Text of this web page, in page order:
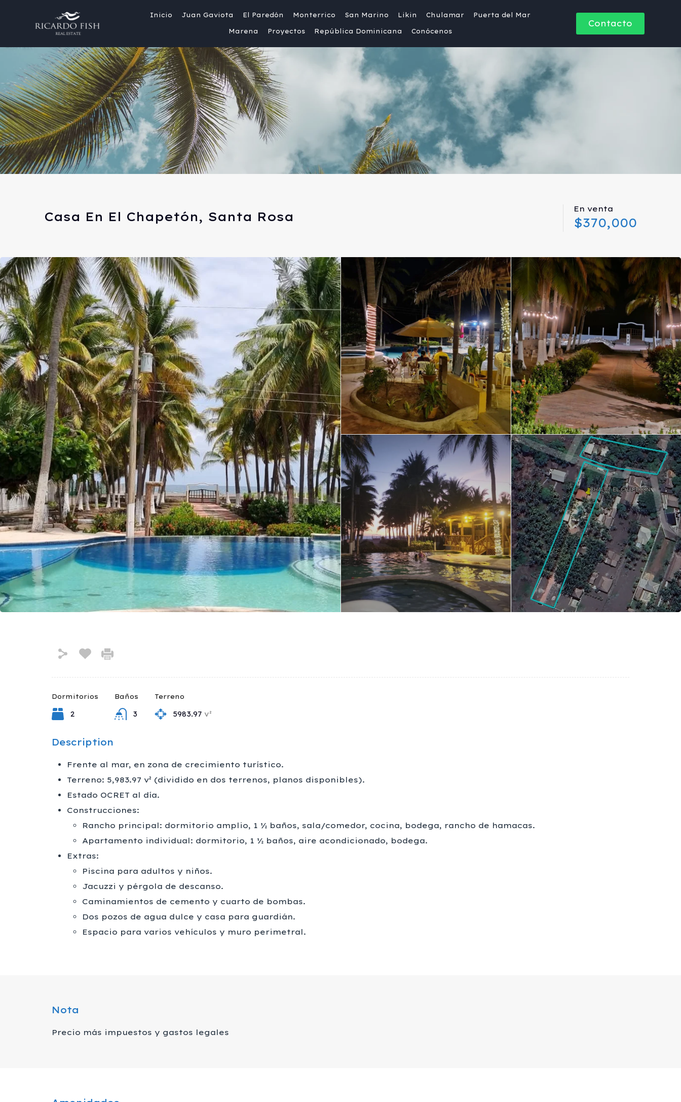
Inicio Juan Gaviota El Paredón Monterrico San Marino Likin Chulamar Puerta del Mar
Marena Proyectos República Dominicana Conócenos
Contacto
Casa En El Chapetón, Santa Rosa
En venta
$370,000
Dormitorios
2
Baños
3
Terreno
5983.97 v²
Description
Frente al mar, en zona de crecimiento turístico.
Terreno: 5,983.97 v² (dividido en dos terrenos, planos disponibles).
Estado OCRET al día.
Construcciones:
Rancho principal: dormitorio amplio, 1 ½ baños, sala/comedor, cocina, bodega, rancho de hamacas.
Apartamento individual: dormitorio, 1 ½ baños, aire acondicionado, bodega.
Extras:
Piscina para adultos y niños.
Jacuzzi y pérgola de descanso.
Caminamientos de cemento y cuarto de bombas.
Dos pozos de agua dulce y casa para guardián.
Espacio para varios vehículos y muro perimetral.
Nota
Precio más impuestos y gastos legales